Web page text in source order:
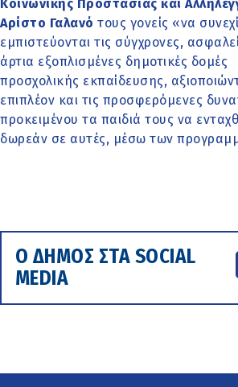
Κοινωνικής Προστασίας και
Αρίστο Γαλανό τους γονείς «να
εμπιστεύονται τις σύγχρονες,
άρτια εξοπλισμένες δημοτικές δομές
προσχολικής εκπαίδευσης,
επιπλέον και τις προσφερόμενες
προκειμένου τα παιδιά τους να
δωρεάν σε αυτές, μέσω των
Ο ΔΗΜΟΣ ΣΤΑ SOCIAL
MEDIA